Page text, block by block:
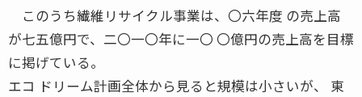
このうち繊維リサイクル事業は、〇六年度 の売上高
が七五億円で、二〇一〇年に一〇 〇億円の売上高を目標
に掲げている。
エコ ドリーム計画全体から見ると規模は小さいが、 東